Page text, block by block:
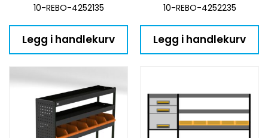
10-REBO-4252135
Legg i handlekurv
10-REBO-4252235
Legg i handlekurv